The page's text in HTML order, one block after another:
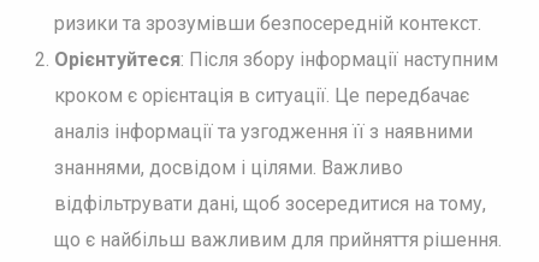
ризики та зрозумівши безпосередній контекст.
Орієнтуйтеся: Після збору інформації наступним
кроком є орієнтація в ситуації. Це передбачає
аналіз інформації та узгодження її з наявними
знаннями, досвідом і цілями. Важливо
відфільтрувати дані, щоб зосередитися на тому,
що є найбільш важливим для прийняття рішення.